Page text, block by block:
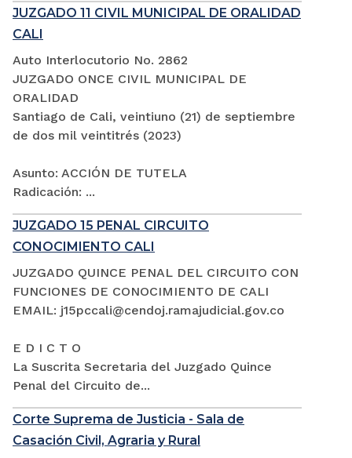
JUZGADO 11 CIVIL MUNICIPAL DE ORALIDAD
CALI
Auto Interlocutorio No. 2862
JUZGADO ONCE CIVIL MUNICIPAL DE
ORALIDAD
Santiago de Cali, veintiuno (21) de septiembre
de dos mil veintitrés (2023)
Asunto: ACCIÓN DE TUTELA
Radicación: ...
JUZGADO 15 PENAL CIRCUITO
CONOCIMIENTO CALI
JUZGADO QUINCE PENAL DEL CIRCUITO CON
FUNCIONES DE CONOCIMIENTO DE CALI
EMAIL: j15pccali@cendoj.ramajudicial.gov.co
E D I C T O
La Suscrita Secretaria del Juzgado Quince
Penal del Circuito de...
Corte Suprema de Justicia - Sala de
Casación Civil, Agraria y Rural